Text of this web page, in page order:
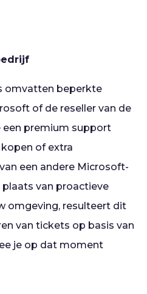
omvatten beperkte
of de reseller van de
een premium support
of extra
een andere Microsoft-
plaats van proactieve
omgeving, resulteert dit
van tickets op basis van
je op dat moment